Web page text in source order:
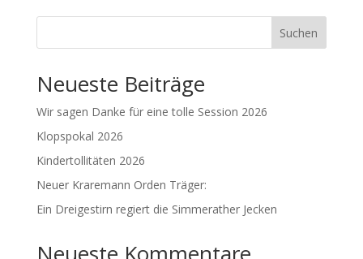
Suchen
Neueste Beiträge
Wir sagen Danke für eine tolle Session 2026
Klopspokal 2026
Kindertollitäten 2026
Neuer Kraremann Orden Träger:
Ein Dreigestirn regiert die Simmerather Jecken